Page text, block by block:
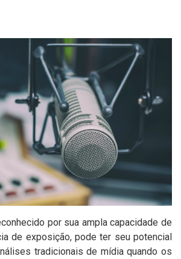
por sua ampla capacidade de
de exposição, pode ter seu potencial
tradicionais de mídia quando os